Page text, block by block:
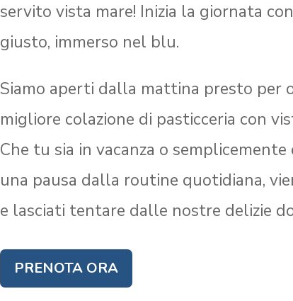
servito vista mare! Inizia la giornata
giusto, immerso nel blu.
Siamo aperti dalla mattina presto per
migliore colazione di pasticceria con
Che tu sia in vacanza o
una pausa dalla routine quotidiana,
e lasciati tentare dalle nostre delizie
PRENOTA ORA